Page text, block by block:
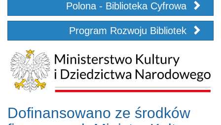
Polona - Biblioteka Cyfrowa
Program Rozwoju Bibliotek
Dofinansowano ze środków